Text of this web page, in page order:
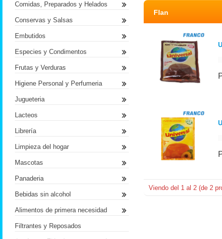
Flan
Viendo del 1 al 2 (de 2
Comidas, Preparados y Helados
Conservas y Salsas
Embutidos
Especies y Condimentos
Frutas y Verduras
Higiene Personal y Perfumeria
Jugueteria
Lacteos
Librería
Limpieza del hogar
Mascotas
Panaderia
Bebidas sin alcohol
Alimentos de primera necesidad
Filtrantes y Reposados